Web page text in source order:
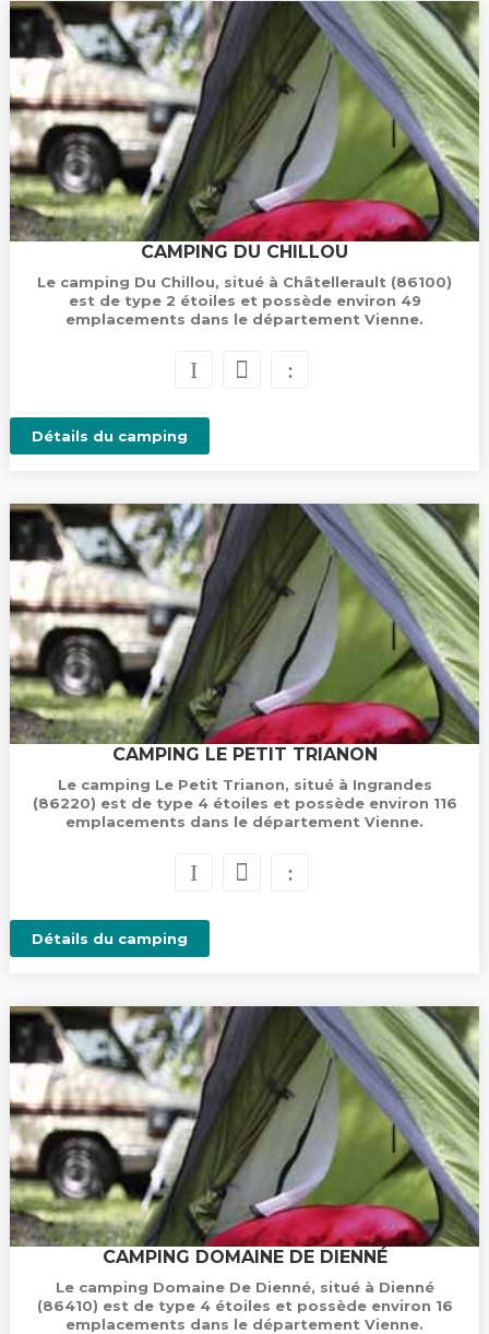
CAMPING DU CHILLOU
Le camping Du Chillou, situé à Châtellerault (86100)
est de type 2 étoiles et possède environ 49
emplacements dans le département Vienne.
Détails du camping
CAMPING LE PETIT TRIANON
Le camping Le Petit Trianon, situé à Ingrandes
(86220) est de type 4 étoiles et possède environ 116
emplacements dans le département Vienne.
Détails du camping
CAMPING DOMAINE DE DIENNÉ
Le camping Domaine De Dienné, situé à Dienné
(86410) est de type 4 étoiles et possède environ 16
emplacements dans le département Vienne.